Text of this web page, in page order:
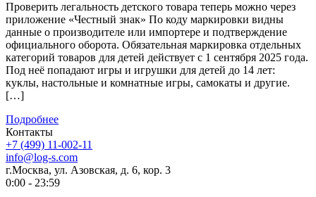
Проверить легальность детского товара теперь можно через
приложение «Честный знак» По коду маркировки видны
данные о производителе или импортере и подтверждение
официального оборота. Обязательная маркировка отдельных
категорий товаров для детей действует с 1 сентября 2025 года.
Под неё попадают игры и игрушки для детей до 14 лет:
куклы, настольные и комнатные игры, самокаты и другие.
[…]
Подробнее
Контакты
+7 (499) 11-002-11
info@log-s.com
г.Москва, ул. Азовская, д. 6, кор. 3
0:00 - 23:59